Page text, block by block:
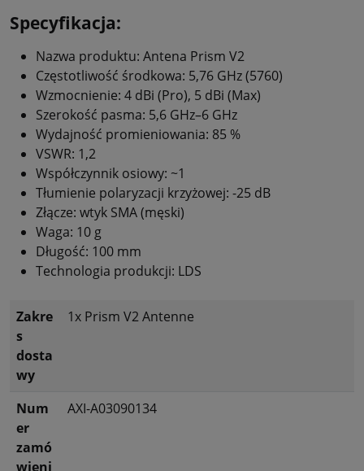
Specyfikacja:
Nazwa produktu: Antena Prism V2
Częstotliwość środkowa: 5,76 GHz (5760)
Wzmocnienie: 4 dBi (Pro), 5 dBi (Max)
Szerokość pasma: 5,6 GHz–6 GHz
Wydajność promieniowania: 85 %
VSWR: 1,2
Współczynnik osiowy: ~1
Tłumienie polaryzacji krzyżowej: -25 dB
Złącze: wtyk SMA (męski)
Waga: 10 g
Długość: 100 mm
Technologia produkcji: LDS
Zakre
s
dosta
wy
1x Prism V2 Antenne
Num
er
zamó
wieni
AXI-A03090134